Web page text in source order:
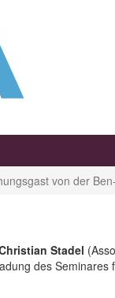
von der
Stadel
des